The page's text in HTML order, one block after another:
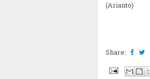
(Arianto)
Share: